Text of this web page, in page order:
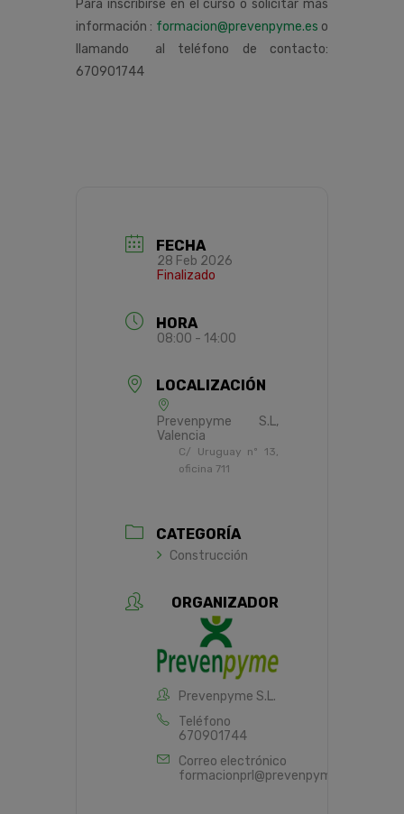
Para inscribirse en el curso o solicitar más
información : formacion@prevenpyme.es o
llamando al teléfono de contacto:
670901744
FECHA
28 Feb 2026
Finalizado
HORA
08:00 - 14:00
LOCALIZACIÓN
Prevenpyme S.L,
Valencia
C/ Uruguay nº 13,
oficina 711
CATEGORÍA
Construcción
ORGANIZADOR
Prevenpyme S.L.
Teléfono
670901744
Correo electrónico
formacionprl@prevenpyme.es